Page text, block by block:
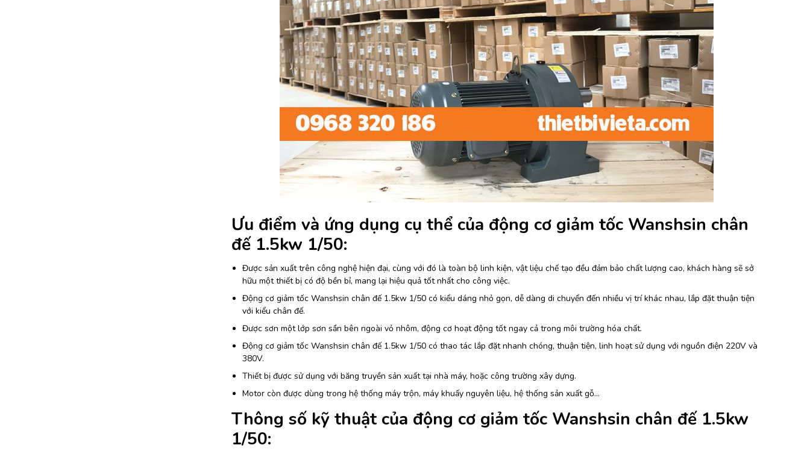
Ưu điểm và ứng dụng cụ thể của động cơ giảm tốc Wanshsin chân
đế 1.5kw 1/50:
Được sản xuất trên công nghệ hiện đại, cùng với đó là toàn bộ linh kiện, vật liệu chế tạo đều đảm bảo chất lượng cao, khách hàng sẽ sở
hữu một thiết bị có độ bền bỉ, mang lại hiệu quả tốt nhất cho công việc.
Động cơ giảm tốc Wanshsin chân đế 1.5kw 1/50 có kiểu dáng nhỏ gọn, dễ dàng di chuyển đến nhiều vị trí khác nhau, lắp đặt thuận tiện
với kiểu chân đế.
Được sơn một lớp sơn sần bên ngoài vỏ nhôm, động cơ hoạt động tốt ngay cả trong môi trường hóa chất.
Động cơ giảm tốc Wanshsin chân đế 1.5kw 1/50 có thao tác lắp đặt nhanh chóng, thuận tiện, linh hoạt sử dụng với nguồn điện 220V và
380V.
Thiết bị được sử dụng với băng truyền sản xuất tại nhà máy, hoặc công trường xây dựng.
Motor còn được dùng trong hệ thống máy trộn, máy khuấy nguyên liệu, hệ thống sản xuất gỗ…
Thông số kỹ thuật của động cơ giảm tốc Wanshsin chân đế 1.5kw
1/50: